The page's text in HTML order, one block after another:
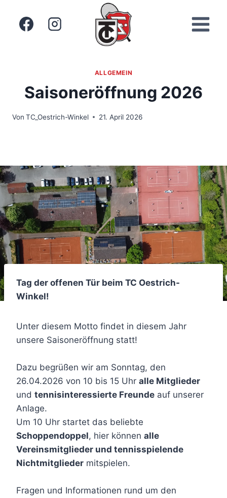
Inhalt
springen
ALLGEMEIN
Saisoneröffnung 2026
Von TC_Oestrich-Winkel 21. April 2026
Tag der offenen Tür beim TC Oestrich-
Winkel!
Unter diesem Motto findet in diesem Jahr
unsere Saisoneröffnung statt!
Dazu begrüßen wir am Sonntag, den
26.04.2026 von 10 bis 15 Uhr alle Mitglieder
und tennisinteressierte Freunde auf unserer
Anlage.
Um 10 Uhr startet das beliebte
Schoppendoppel, hier können alle
Vereinsmitglieder und tennisspielende
Nichtmitglieder mitspielen.
Fragen und Informationen rund um den